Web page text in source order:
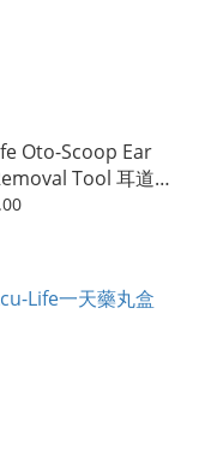
Oto-Scoop Ear
Tool 耳道清